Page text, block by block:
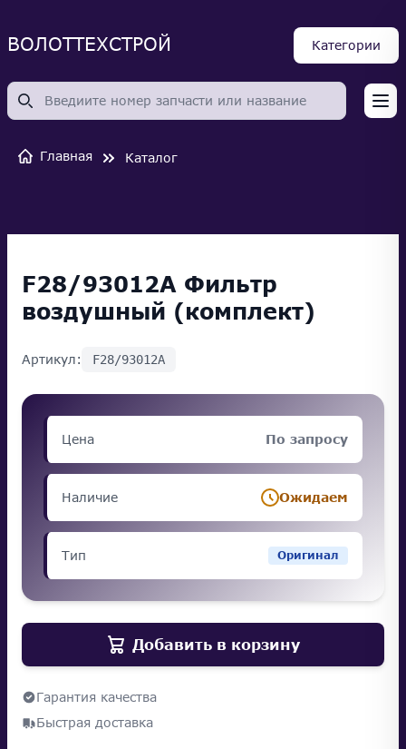
ВОЛОТТЕХСТРОЙ Категории
Главная Каталог
F28/93012A Фильтр
воздушный (комплект)
Артикул: F28/93012A
Цена По запросу
Наличие Ожидаем
Тип Оригинал
Добавить в корзину
Гарантия качества
Быстрая доставка